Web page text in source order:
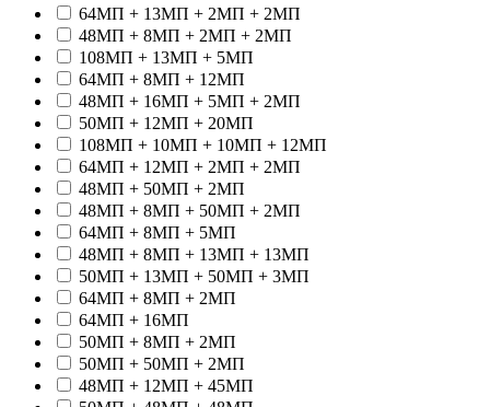
64МП + 13МП + 2МП + 2МП
48МП + 8МП + 2МП + 2МП
108МП + 13МП + 5МП
64МП + 8МП + 12МП
48МП + 16МП + 5МП + 2МП
50МП + 12МП + 20МП
108МП + 10МП + 10МП + 12МП
64МП + 12МП + 2МП + 2МП
48МП + 50МП + 2МП
48МП + 8МП + 50МП + 2МП
64МП + 8МП + 5МП
48МП + 8МП + 13МП + 13МП
50МП + 13МП + 50МП + 3МП
64МП + 8МП + 2МП
64МП + 16МП
50МП + 8МП + 2МП
50МП + 50МП + 2МП
48МП + 12МП + 45МП